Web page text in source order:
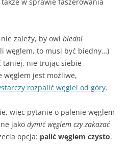
także w sprawie faszerowania
zależy, by owi biedni
węglem, to musi być biedny…)
taniej, nie trując siebie
węglem jest możliwe,
rozpalić węgiel od góry.
więc pytanie o palenie węglem
jako dymić węglem czy zakazać
opcja: palić węglem czysto.